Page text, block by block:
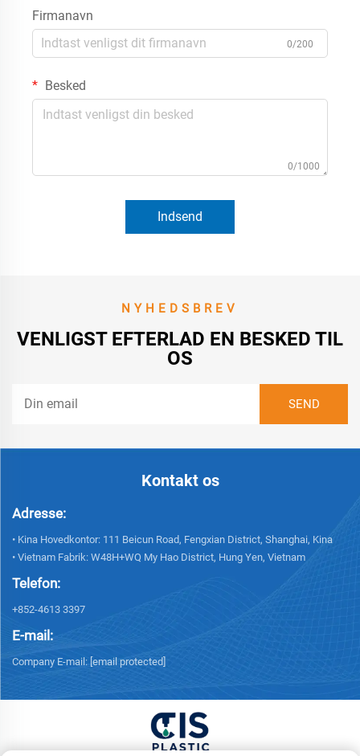
Firmanavn
0/200
Besked
0/1000
Indsend
NYHEDSBREV
VENLIGST EFTERLAD EN BESKED TIL
OS
Kontakt os
Adresse:
• Kina Hovedkontor: 111 Beicun Road, Fengxian District, Shanghai, Kina
• Vietnam Fabrik: W48H+WQ My Hao District, Hung Yen, Vietnam
Telefon:
+852-4613 3397
E-mail:
Company E-mail: [email protected]